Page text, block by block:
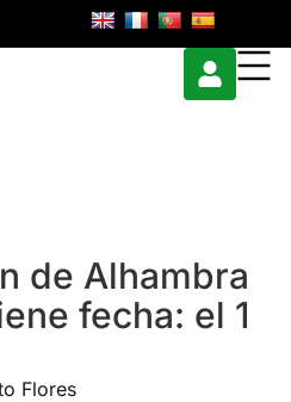
de Alhambra
fecha: el 1
Flores